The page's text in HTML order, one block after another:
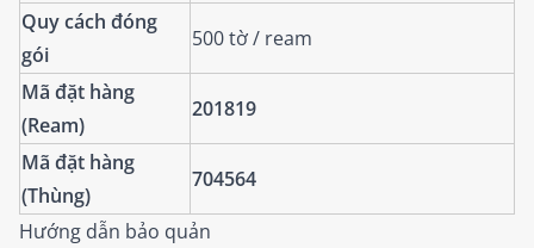
Quy cách đóng
gói
500 tờ / ream
Mã đặt hàng
(Ream)
201819
Mã đặt hàng
(Thùng)
704564
Hướng dẫn bảo quản